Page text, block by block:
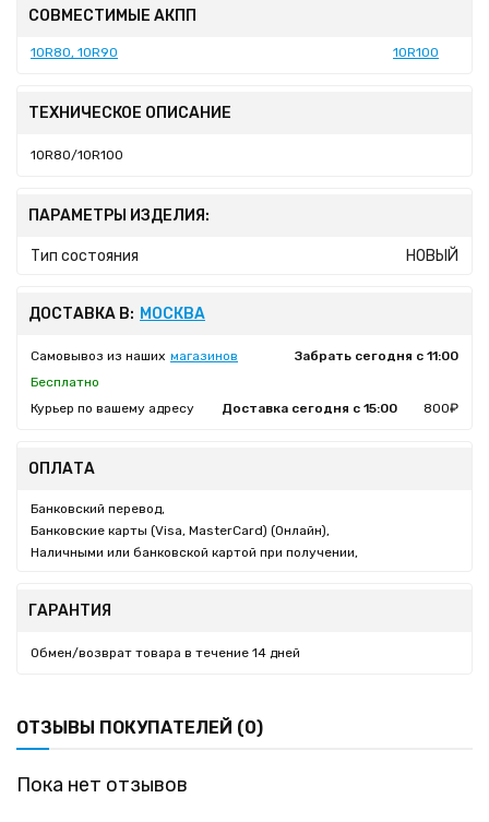
СОВМЕСТИМЫЕ АКПП
10R80, 10R90 10R100
ТЕХНИЧЕСКОЕ ОПИСАНИЕ
10R80/10R100
ПАРАМЕТРЫ ИЗДЕЛИЯ:
Тип состояния НОВЫЙ
ДОСТАВКА В: МОСКВА
Самовывоз из наших магазинов
Забрать сегодня с 11:00
Бесплатно
Курьер по вашему адресу
Доставка сегодня с 15:00 800₽
ОПЛАТА
Банковский перевод,
Банковские карты (Visa, MasterCard) (Онлайн),
Наличными или банковской картой при получении,
ГАРАНТИЯ
Обмен/возврат товара в течение 14 дней
ОТЗЫВЫ ПОКУПАТЕЛЕЙ (0)
Пока нет отзывов